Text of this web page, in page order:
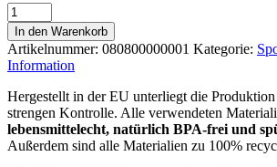
MELASAN
TRINKFLASCHE
600ml
Menge
In den Warenkorb
Artikelnummer: 080800000001 Kategorie:
Information
Hergestellt in der EU unterliegt die
strengen Kontrolle. Alle verwendeten
lebensmittelecht, natürlich BPA-frei und
Außerdem sind alle Materialien zu 100%